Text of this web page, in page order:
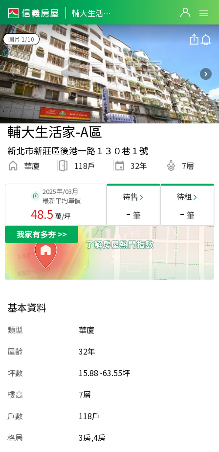
輔大生活家-A區
圖片 1/10
輔大生活家-A區
新北市新莊區後港一路１３０巷１號
華廈 118戶 32年 7層
2025年/03月
最新平均單價
48.5 萬/坪
待售
- 筆
待租
- 筆
我家有多夯>>
基本資料
類型
華廈
屋齡
32年
坪數
15.88~63.55坪
樓高
7層
戶數
118戶
格局
3房,4房